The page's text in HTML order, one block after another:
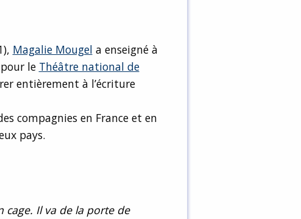
Magalie Mougel a enseigné à
le Théâtre national de
entièrement à l’écriture
compagnies en France et en
pays.
Il va de la porte de